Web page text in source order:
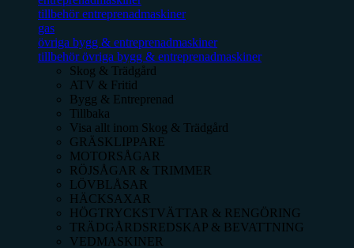
tillbehör entreprenadmaskiner
gas
övriga bygg & entreprenadmaskiner
tillbehör övriga bygg & entreprenadmaskiner
Skog & Trädgård
ATV & Fritid
Bygg & Entreprenad
Tillbaka
Visa allt inom Skog & Trädgård
GRÄSKLIPPARE
MOTORSÅGAR
RÖJSÅGAR & TRIMMER
LÖVBLÅSAR
HÄCKSAXAR
HÖGTRYCKSTVÄTTAR & RENGÖRING
TRÄDGÅRDSREDSKAP & BEVATTNING
VEDMASKINER